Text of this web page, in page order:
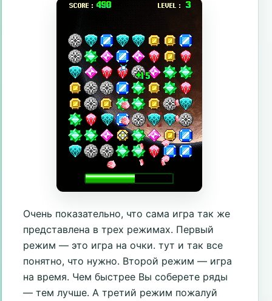
Очень показательно, что сама игра так же
представлена в трех режимах. Первый
режим — это игра на очки. тут и так все
понятно, что нужно. Второй режим — игра
на время. Чем быстрее Вы соберете ряды
— тем лучше. А третий режим пожалуй